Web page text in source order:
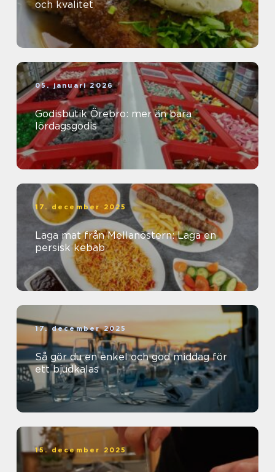
och kvalitet
05. januari 2026
Godisbutik Örebro: mer än bara
lördagsgodis
17. december 2025
Laga mat från Mellanöstern: Laga en
persisk kebab
17. december 2025
Så gör du en enkel och god middag för
ett bjudkalas
15. december 2025